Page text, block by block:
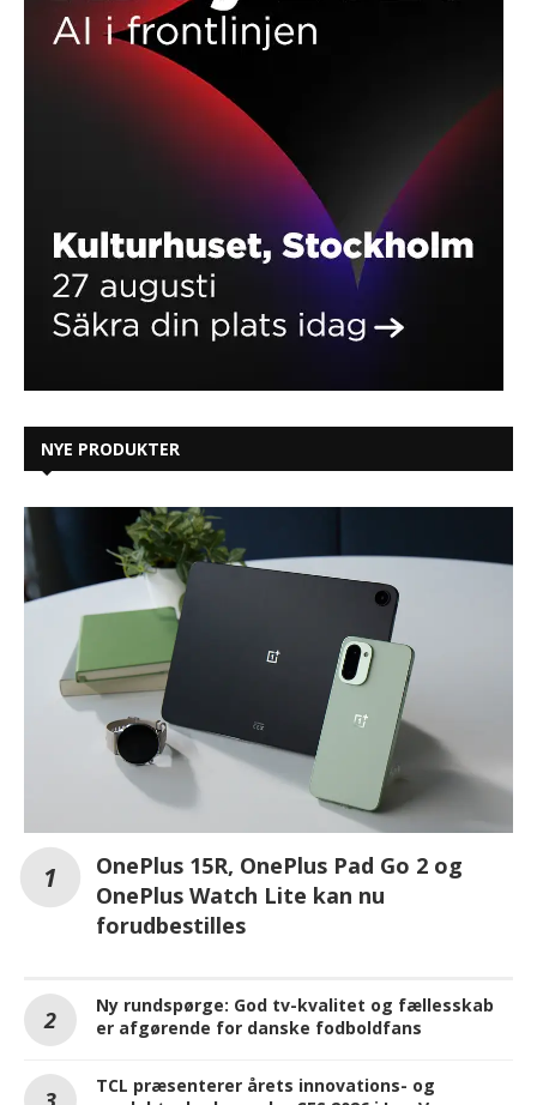
NYE PRODUKTER
OnePlus 15R, OnePlus Pad Go 2 og
OnePlus Watch Lite kan nu
forudbestilles
Ny rundspørge: God tv-kvalitet og fællesskab
er afgørende for danske fodboldfans
TCL præsenterer årets innovations- og